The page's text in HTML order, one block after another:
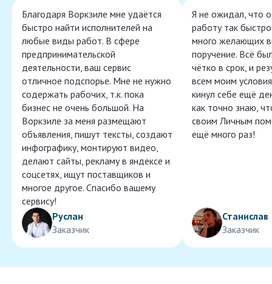
Благодаря Воркзиле мне удаётся
быстро найти исполнителей на
любые виды работ. В сфере
предпринимательской
деятельности, ваш сервис
отличное подспорье. Мне не нужно
содержать рабочих, т.к. пока
бизнес не очень большой. На
Воркзиле за меня размещают
объявления, пишут тексты, создают
инфографику, монтируют видео,
делают сайты, рекламу в яндексе и
соцсетях, ищут поставщиков и
многое другое. Спасибо вашему
сервису!
Руслан
Заказчик
Я не ожидал, что
работу так
много желающих
поручение. Всё
чётко в срок, и
всем моим
кинул себе ещё
как точно знаю,
своим Личным
ещё много раз!
Станислав
Заказчик